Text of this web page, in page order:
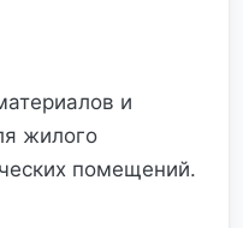
и
жилого
помещений.